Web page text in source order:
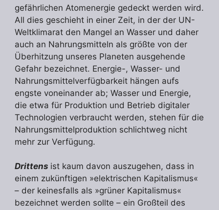
gefährlichen Atomenergie gedeckt werden wird.
All dies geschieht in einer Zeit, in der der UN-
Weltklimarat den Mangel an Wasser und daher
auch an Nahrungsmitteln als größte von der
Überhitzung unseres Planeten ausgehende
Gefahr bezeichnet. Energie-, Wasser- und
Nahrungsmittelverfügbarkeit hängen aufs
engste voneinander ab; Wasser und Energie,
die etwa für Produktion und Betrieb digitaler
Technologien verbraucht werden, stehen für die
Nahrungsmittelproduktion schlichtweg nicht
mehr zur Verfügung.
Drittens ist kaum davon auszugehen, dass in
einem zukünftigen »elektrischen Kapitalismus«
– der keinesfalls als »grüner Kapitalismus«
bezeichnet werden sollte – ein Großteil des